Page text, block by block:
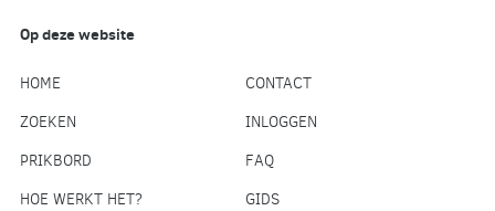
Op deze website
HOME
CONTACT
ZOEKEN
INLOGGEN
PRIKBORD
FAQ
HOE WERKT HET?
GIDS